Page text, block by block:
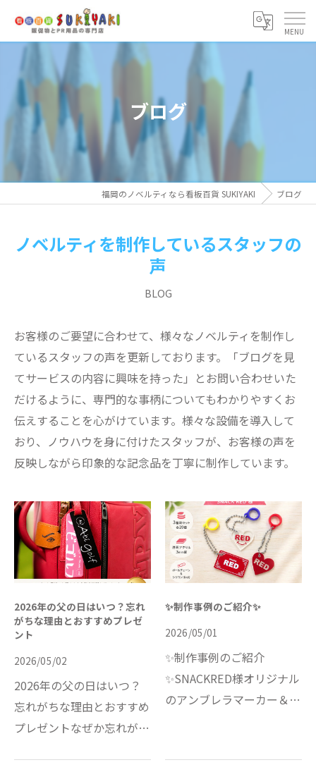
ブログ
福岡のノベルティなら看板百貨 SUKIYAKI ブログ
ノベルティを制作しているスタッフの
声
BLOG
お客様のご要望に合わせて、様々なノベルティを制作し
ているスタッフの声を更新しております。「ブログを見
てサービスの内容に興味を持った」とお問い合わせいた
だけるように、専門的な事柄についてもわかりやすくお
伝えすることを心がけています。様々な設備を導入して
おり、ノウハウを身に付けたスタッフが、お客様の声を
反映しながら印象的な記念品を丁寧に制作しています。
2026年の父の日はいつ？忘れ
がちな理由とおすすめプレゼ
ント
2026/05/02
2026年の父の日はいつ？
忘れがちな理由とおすすめ
プレゼントなぜか忘れが
✨制作事例のご紹介✨
2026/05/01
✨制作事例のご紹介
✨SNACKRED様オリジナル
のアンブレラマーカー＆ボ
トボトルの目印として使え